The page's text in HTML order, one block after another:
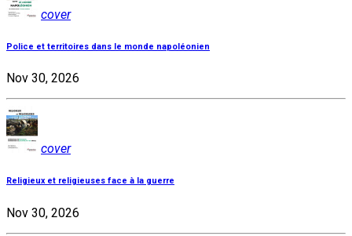
cover
Police et territoires dans le monde napoléonien
Nov 30, 2026
cover
Religieux et religieuses face à la guerre
Nov 30, 2026